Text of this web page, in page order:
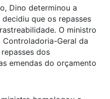
Dino determinou a
que os repasses
O ministro
Geral da
dos
emendas do orçamento